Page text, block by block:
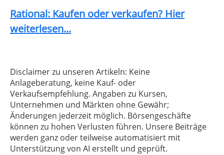
Rational: Kaufen oder verkaufen? Hier
weiterlesen...
Disclaimer zu unseren Artikeln: Keine
Anlageberatung, keine Kauf- oder
Verkaufsempfehlung. Angaben zu Kursen,
Unternehmen und Märkten ohne Gewähr;
Änderungen jederzeit möglich. Börsengeschäfte
können zu hohen Verlusten führen. Unsere Beiträge
werden ganz oder teilweise automatisiert mit
Unterstützung von AI erstellt und geprüft.